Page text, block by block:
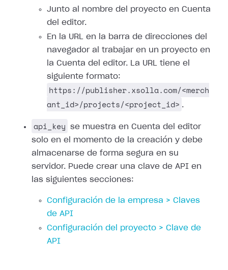
Junto al nombre del proyecto en Cuenta
del editor.
En la URL en la barra de direcciones del
navegador al trabajar en un proyecto en
la Cuenta del editor. La URL tiene el
siguiente formato:
https://publisher.xsolla.com/<merch
ant_id>/projects/<project_id> .
api_key
se muestra en Cuenta del editor
solo en el momento de la creación y debe
almacenarse de forma segura en su
servidor. Puede crear una clave de API en
las siguientes secciones:
Configuración de la empresa > Claves
de API
Configuración del proyecto > Clave de
API